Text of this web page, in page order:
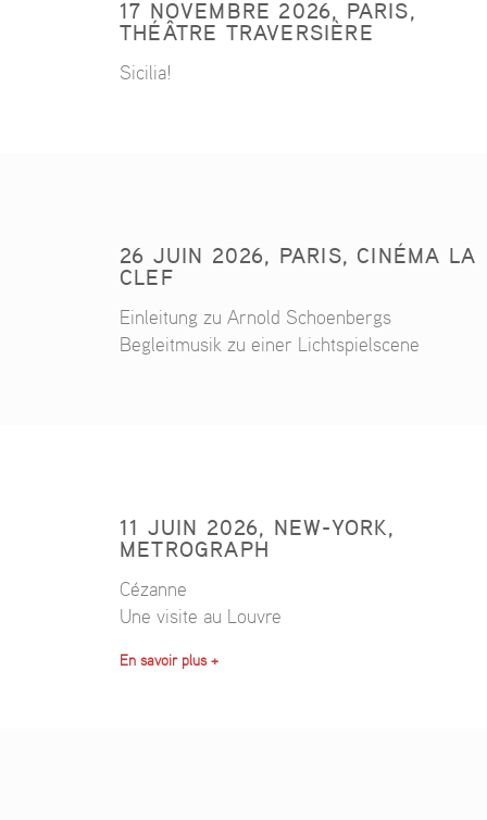
17 NOVEMBRE 2026, PARIS,
THÉÂTRE TRAVERSIÈRE
Sicilia!
26 JUIN 2026, PARIS, CINÉMA LA
CLEF
Einleitung zu Arnold Schoenbergs
Begleitmusik zu einer Lichtspielscene
11 JUIN 2026, NEW-YORK,
METROGRAPH
Cézanne
Une visite au Louvre
En savoir plus +